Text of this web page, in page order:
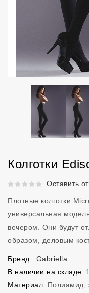
Колготки
Рейтинг 5 из 5.Оставить
Плотные колготки
универсальная
вечером. Они будут
образом, деловым
Бренд:
Gabriella
В наличии на складе:
Материал: Полиамид,